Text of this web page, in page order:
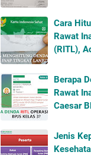
Cara
Rawat
(RITL),
Berapa
Rawat
Caesar
Jenis